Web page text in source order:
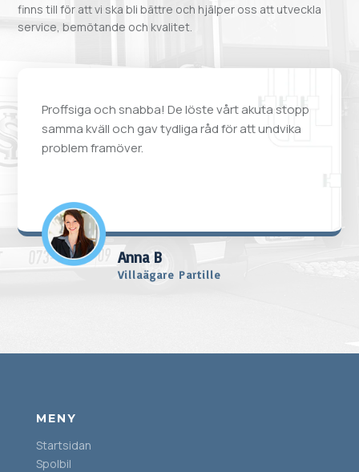
finns till för att vi ska bli bättre och hjälper oss att utveckla
service, bemötande och kvalitet.
Proffsiga och snabba! De löste vårt akuta stopp
samma kväll och gav tydliga råd för att undvika
problem framöver.
Anna B
Villaägare Partille
MENY
Startsidan
Spolbil